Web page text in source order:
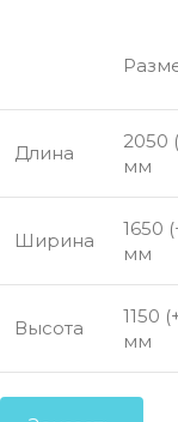
Длина
2050
мм
Ширина
1650
мм
Высота
1150
мм